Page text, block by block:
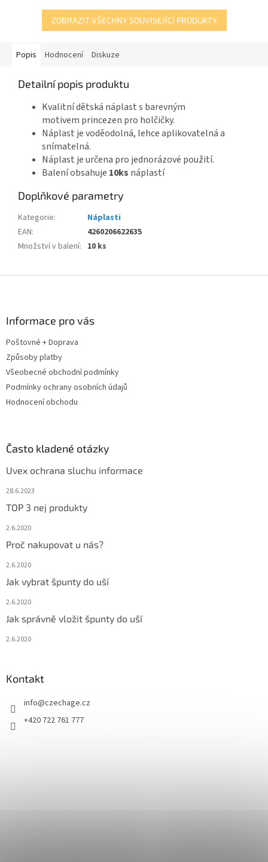
ZOBRAZIT VŠECHNY SOUVISEJÍCÍ PRODUKTY
Popis Hodnocení Diskuze
Detailní popis produktu
Kvalitní dětská náplast s barevným
motivem princezen pro holčičky.
Náplast je voděodolná, lehce aplikovatelná a
snímatelná.
Náplast je určena pro jednorázové použití.
Balení obsahuje 10ks náplastí
Doplňkové parametry
Kategorie:
Náplasti
EAN:
4260206622635
Množství v balení: 10 ks
Informace pro vás
Poštovné + Doprava
Způsoby platby
Všeobecné obchodní podmínky
Podmínky ochrany osobních údajů
Hodnocení obchodu
Často kladené otázky
Uvex ochrana sluchu informace
28.6.2023
TOP 3 nej produkty
2.6.2020
Proč nakupovat u nás?
2.6.2020
Jak vybrat špunty do uší
2.6.2020
Jak správně vložit špunty do uší
2.6.2020
Kontakt
info@czechage.cz
+420 722 761 777